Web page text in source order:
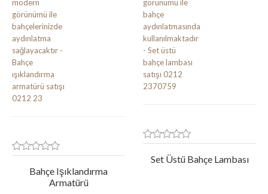
Bahçe Işıklandırma
Armatürü
Set Üstü Bahçe Lambası